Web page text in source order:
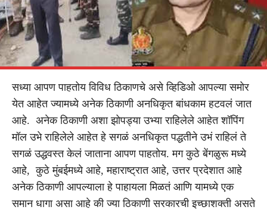
सध्या आपण पाहतोय विविध ठिकाणचे असे व्हिडिओ आपल्या समोर
येत आहेत ज्यामध्ये अनेक ठिकाणी अनधिकृत बांधकाम हटवलं जात
आहे. अनेक ठिकाणी अशा झोपड्या उभ्या राहिलेले आहेत शॉपिंग
मॉल उभे राहिलेले आहेत हे सगळं अनधिकृत पद्धतीने उभं राहिलं ते
सगळं उद्धवस्त केलं जाताना आपण पाहतोय. मग कुठे बेंगळुरू मध्ये
आहे, कुठे मुंबईमध्ये आहे, महाराष्ट्रात आहे, उत्तर प्रदेशात आहे
अनेक ठिकाणी आपल्याला हे पाहायला मिळतं आणि यामध्ये एक
समान धागा असा आहे की ज्या ठिकाणी सरकारची इच्छाशक्ती असते